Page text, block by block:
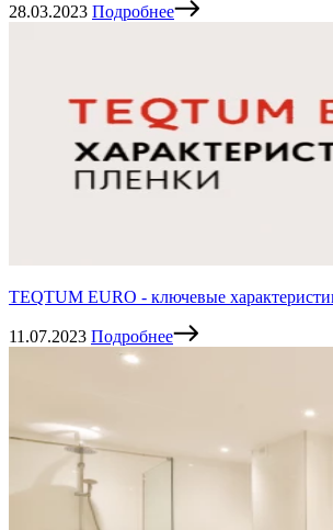
28.03.2023 Подробнее
TEQTUM EURO - ключевые
11.07.2023 Подробнее